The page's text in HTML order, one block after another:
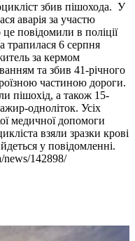
збив пішохода. У
аварія за участю
повідомили в поліції
трапилася 6 серпня
за кермом
та збив 41-річного
частиною дороги.
пішохід, а також 15-
одноліток. Усіх
медичної допомоги
взяли зразки крові
у повідомленні.
142898/